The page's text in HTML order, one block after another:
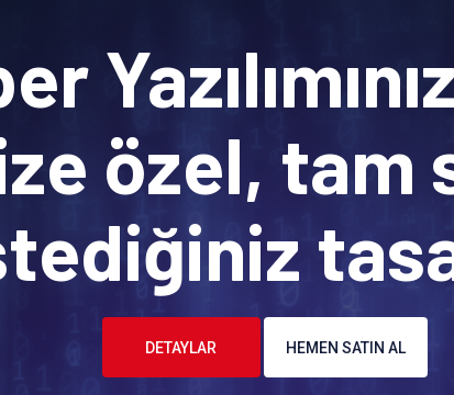
özel, tam
DETAYLAR HEMEN SATIN AL